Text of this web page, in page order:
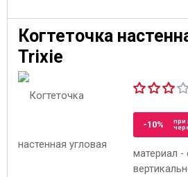
Когтеточка
Trixie
-10%
при
материал